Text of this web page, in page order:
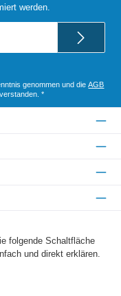
werden.
genommen und dieAGB
*
folgende Schaltfläche
und direkt erklären.